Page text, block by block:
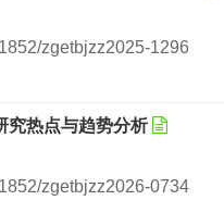
zgetbjzz2025-1296
究热点与趋势分析
zgetbjzz2026-0734